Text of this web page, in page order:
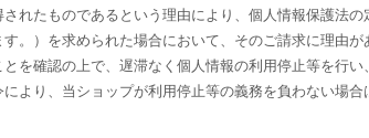
れたものであるという理由により、個人情報保護法
。）を求められた場合において、そのご請求に理由
を確認の上で、遅滞なく個人情報の利用停止等を行い
より、当ショップが利用停止等の義務を負わない場